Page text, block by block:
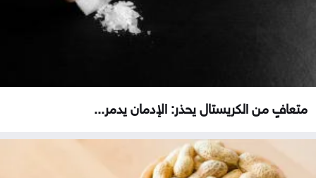
متعافٍ من الكريستال يحذر: الإدمان يدمر...